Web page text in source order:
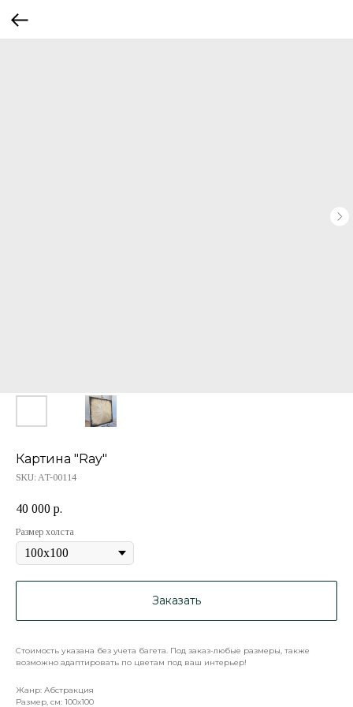
Картина "Ray"
SKU: AT-00114
40 000 р.
Размер холста
Заказать
Стоимость указана без учета багета. Под заказ-любые размеры, также
возможно адаптировать по цветам под ваш интерьер!
Жанр: Абстракция
Размер, см: 100х100